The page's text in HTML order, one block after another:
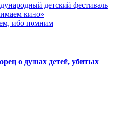
детский фестиваль
кино»
ибо помним
о душах детей, убитых